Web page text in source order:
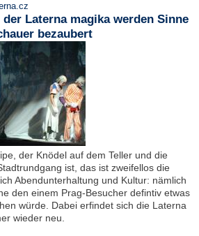
Laterna magika werden Sinne
bezaubert
der Knödel auf dem Teller und die
ist, das ist zweifellos die
Abendunterhaltung und Kultur: nämlich
den einem Prag-Besucher defintiv etwas
würde. Dabei erfindet sich die Laterna
wieder neu.